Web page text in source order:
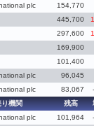
plc 154,770
445,700
297,600
169,900
101,400
plc 96,045
plc 83,067
機関 残高
plc 101,964